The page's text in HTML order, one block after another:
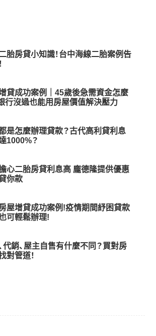
胎房貸小知識！台中海線二胎案例告
貸成功案例｜45歲後急需資金怎麼
行沒過也能用房屋價值解決壓力
是怎麼辦理貸款？古代高利貸利息
1000%？
心二胎房貸利息高 龐德隆提供優惠
你款
屋增貸成功案例!疫情期間紓困貸款
可輕鬆辦理!
代銷、屋主自售有什麼不同？買對房
對管道！